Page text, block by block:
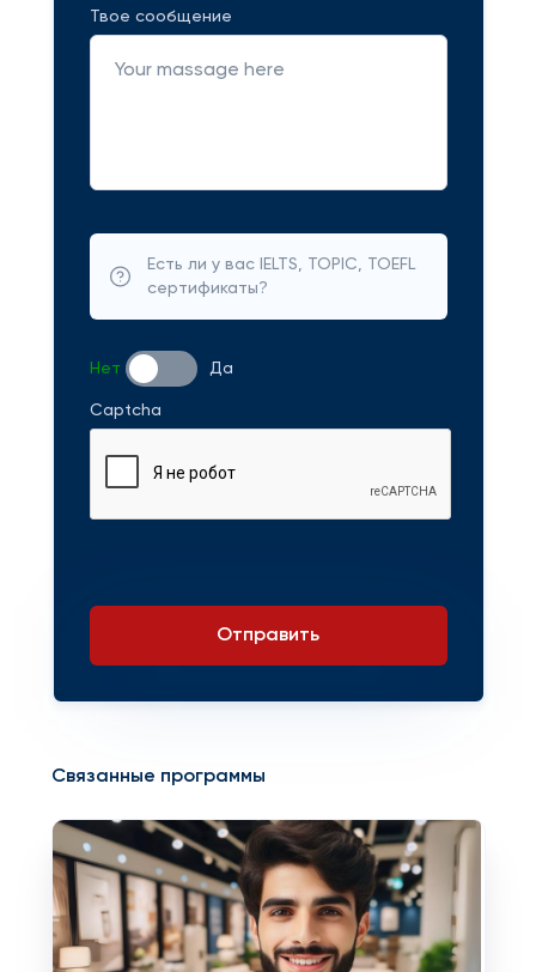
Твое сообщение
Есть ли у вас IELTS, TOPIC, TOEFL
сертификаты?
Нет Да
Captcha
Отправить
Связанные программы